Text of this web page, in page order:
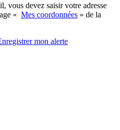
vous devez saisir votre adresse
« Mes coordonnées » de la
mon alerte